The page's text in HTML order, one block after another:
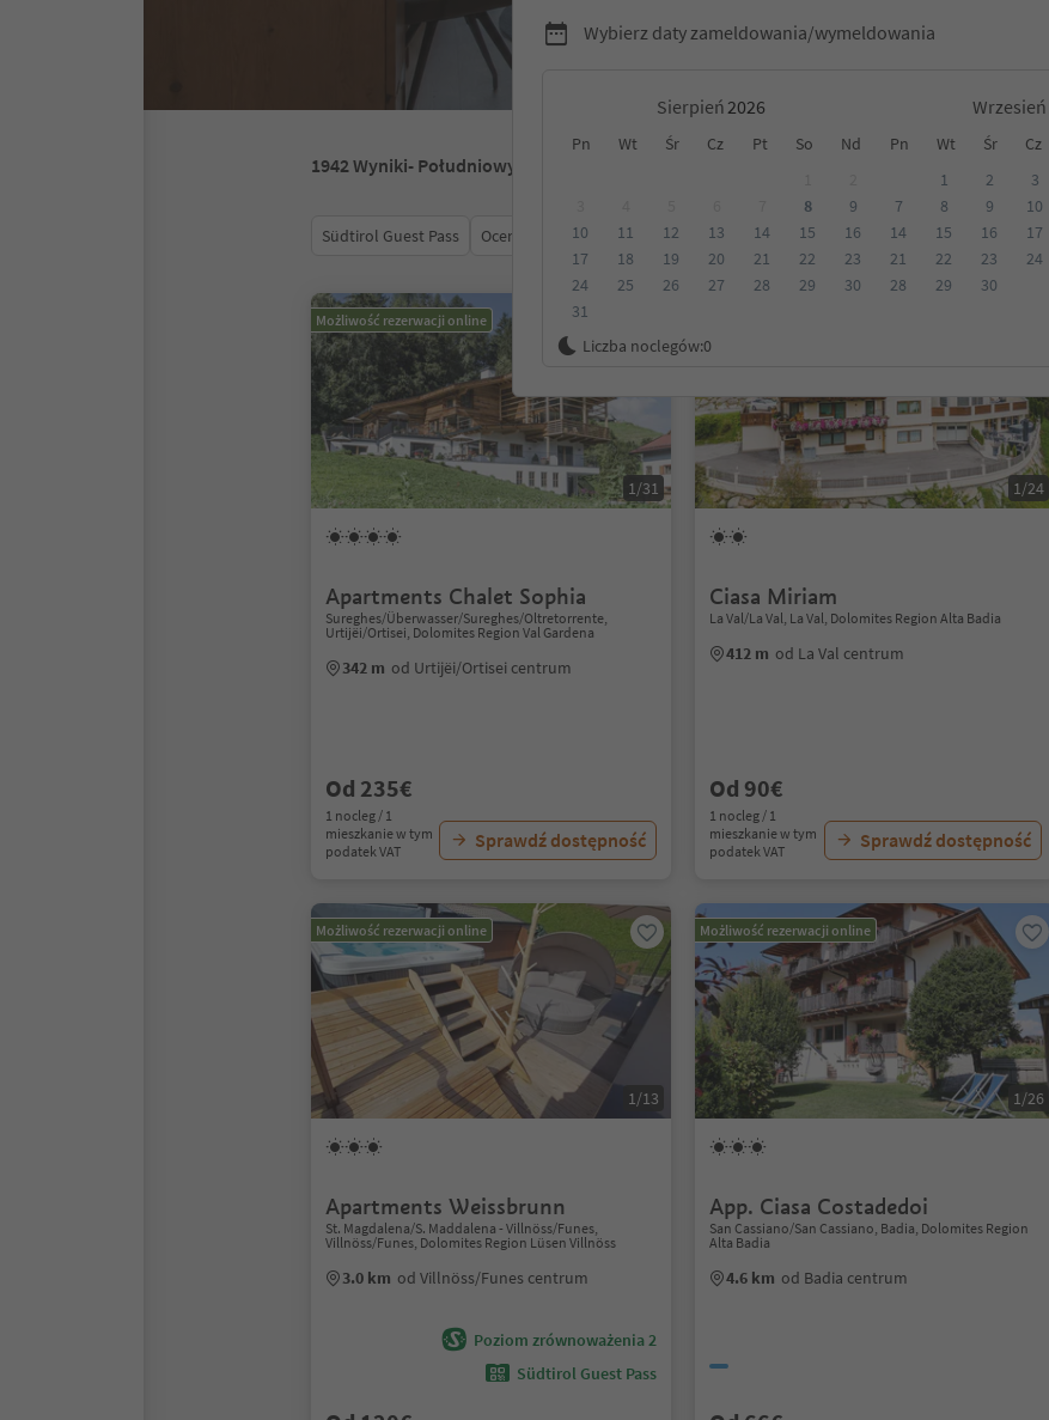
Wybierz daty zameldowania/wymeldowania
Sierpień Wrzesień
Pn Wt Śr Cz Pt So Nd Pn Wt Śr Cz
8
9
10
11 12 13 14 15
16
17
18 19 20 21 22
23
24
25 26 27 28 29
30
31
1 2 3
7
8 9 10
14
15 16 17
21
22 23 24
28
29 30
Liczba noclegów:0
1942Wyniki- Południowy Tyrol
Südtirol Guest Pass Ocena Kategoria Opcje wyżywienia Ekologiczne zakwaterowanie
Możliwość rezerwacji online
1/31
Apartments Chalet Sophia
Sureghes/Überwasser/Sureghes/Oltretorrente,
Urtijëi/Ortisei, Dolomites Region Val Gardena
342 m od Urtijëi/Ortisei centrum
Od 235€
1 nocleg / 1
mieszkanie w tym
podatek VAT
Sprawdź dostępność
1/24
Ciasa Miriam
La Val/La Val, La Val, Dolomites Region Alta Badia
412 m od La Val centrum
Od 90€
1 nocleg / 1
mieszkanie w tym
podatek VAT
Sprawdź dostępność
Możliwość rezerwacji online
1/13
Apartments Weissbrunn
St. Magdalena/S. Maddalena - Villnöss/Funes,
Villnöss/Funes, Dolomites Region Lüsen Villnöss
3.0 km od Villnöss/Funes centrum
Poziom zrównoważenia 2
Südtirol Guest Pass
Możliwość rezerwacji online
1/26
App. Ciasa Costadedoi
San Cassiano/San Cassiano, Badia, Dolomites Region
Alta Badia
4.6 km od Badia centrum